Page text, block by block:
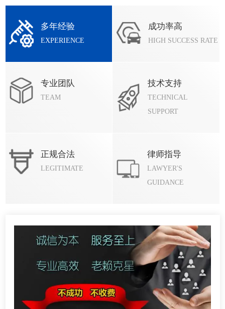
多年经验
EXPERIENCE
成功率高
HIGH SUCCESS RATE
专业团队
TEAM
技术支持
TECHNICAL
SUPPORT
正规合法
LEGITIMATE
律师指导
LAWYER'S
GUIDANCE